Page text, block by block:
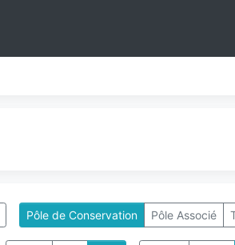
Pôle de Conservation Pôle Associé